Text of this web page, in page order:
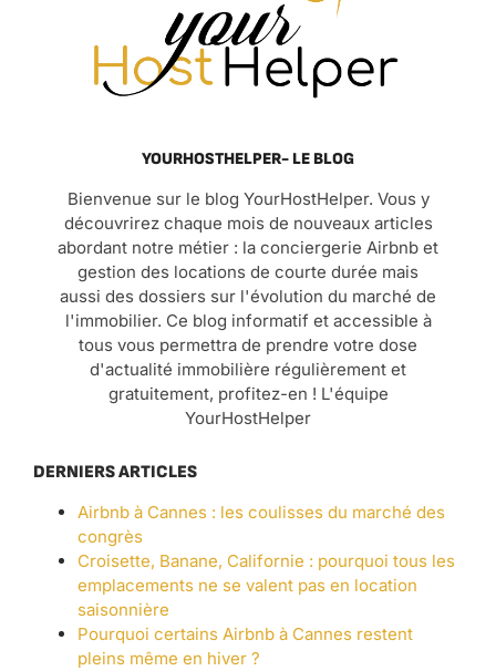
YOURHOSTHELPER- LE BLOG
Bienvenue sur le blog YourHostHelper. Vous y
découvrirez chaque mois de nouveaux articles
abordant notre métier : la conciergerie Airbnb et
gestion des locations de courte durée mais
aussi des dossiers sur l'évolution du marché de
l'immobilier. Ce blog informatif et accessible à
tous vous permettra de prendre votre dose
d'actualité immobilière régulièrement et
gratuitement, profitez-en ! L'équipe
YourHostHelper
DERNIERS ARTICLES
Airbnb à Cannes : les coulisses du marché des
congrès
Croisette, Banane, Californie : pourquoi tous les
emplacements ne se valent pas en location
saisonnière
Pourquoi certains Airbnb à Cannes restent
pleins même en hiver ?